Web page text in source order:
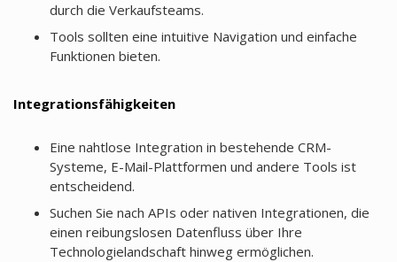
durch die Verkaufsteams.
Tools sollten eine intuitive Navigation und einfache
Funktionen bieten.
Integrationsfähigkeiten
Eine nahtlose Integration in bestehende CRM-
Systeme, E-Mail-Plattformen und andere Tools ist
entscheidend.
Suchen Sie nach APIs oder nativen Integrationen, die
einen reibungslosen Datenfluss über Ihre
Technologielandschaft hinweg ermöglichen.